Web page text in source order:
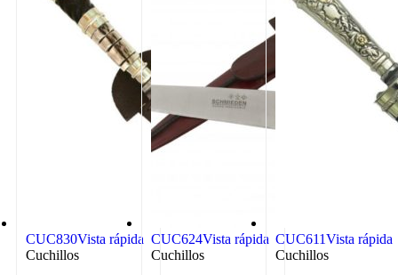
CUC830Vista rápida
Cuchillos
CUC624Vista rápida
Cuchillos
CUC611Vista rápida
Cuchillos